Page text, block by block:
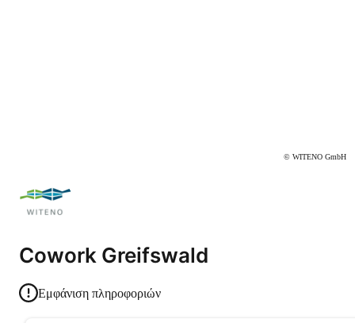
© WITENO GmbH
Cowork Greifswald
Εμφάνιση πληροφοριών